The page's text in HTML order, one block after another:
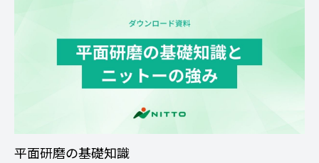
平面研磨の基礎知識